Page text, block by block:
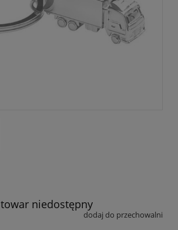
towar niedostępny
dodaj do przechowalni